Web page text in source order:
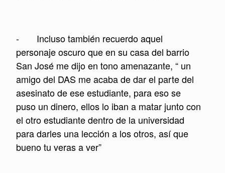
- Incluso también recuerdo aquel
personaje oscuro que en su casa del barrio
San José me dijo en tono amenazante, “ un
amigo del DAS me acaba de dar el parte del
asesinato de ese estudiante, para eso se
puso un dinero, ellos lo iban a matar junto con
el otro estudiante dentro de la universidad
para darles una lección a los otros, así que
bueno tu veras a ver”